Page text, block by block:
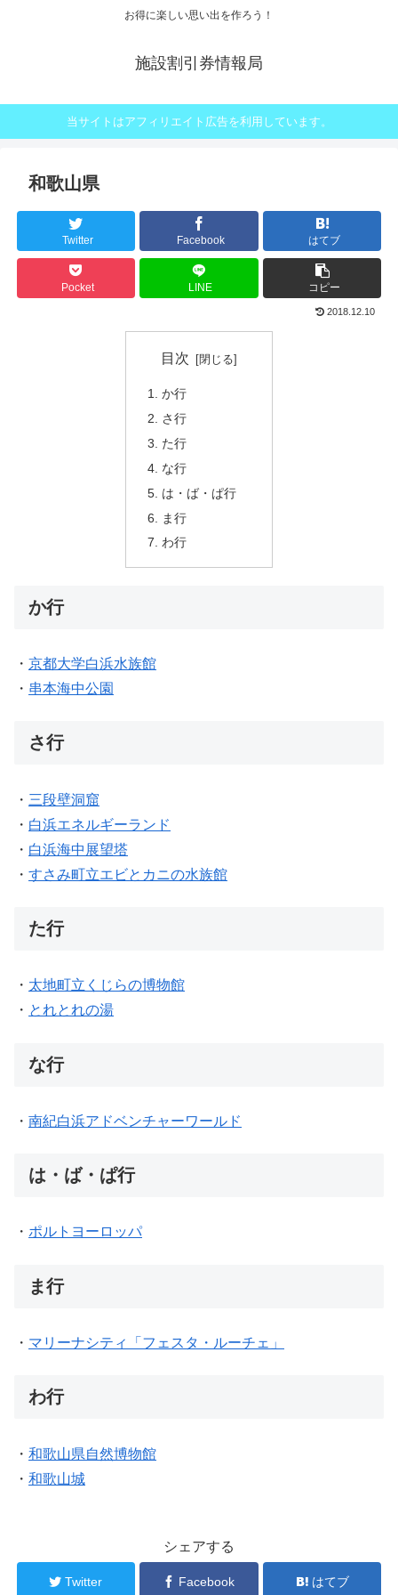
お得に楽しい思い出を作ろう！
施設割引券情報局
当サイトはアフィリエイト広告を利用しています。
和歌山県
Twitter Facebook はてブ
Pocket LINE コピー
2018.12.10
目次
か行
さ行
た行
な行
は・ば・ぱ行
ま行
わ行
か行
・ 京都大学白浜水族館
・ 串本海中公園
さ行
・ 三段壁洞窟
・ 白浜エネルギーランド
・ 白浜海中展望塔
・ すさみ町立エビとカニの水族館
た行
・ 太地町立くじらの博物館
・ とれとれの湯
な行
・ 南紀白浜アドベンチャーワールド
は・ば・ぱ行
・ ポルトヨーロッパ
ま行
・ マリーナシティ「フェスタ・ルーチェ」
わ行
・ 和歌山県自然博物館
・ 和歌山城
シェアする
Twitter Facebook はてブ